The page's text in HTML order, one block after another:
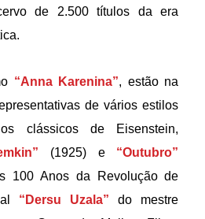
de 2.500 títulos da era
“Anna Karenina”, estão na
de vários estilos
clássicos de Eisenstein,
(1925) e “Outubro”
100 Anos da Revolução de
“Dersu Uzala” do mestre